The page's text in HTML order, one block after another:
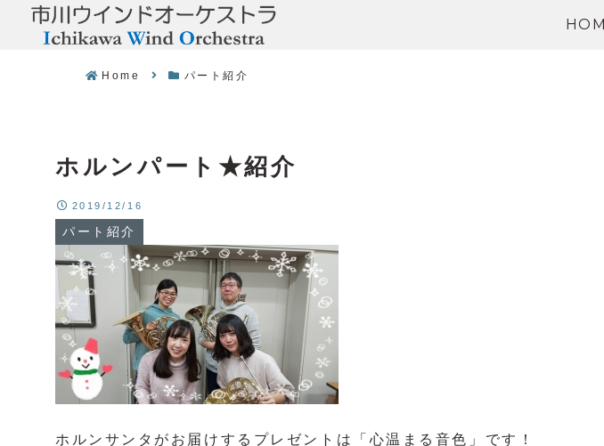
Home パート紹介
ホルンパート★紹介
パート紹介
2019/12/16
ホルンサンタがお届けするプレゼントは「心温まる音色」です！